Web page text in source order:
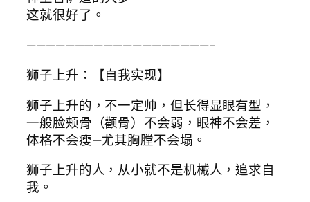
这就很好了。
———————————————————–
狮子上升：【自我实现】
狮子上升的，不一定帅，但长得显眼有型，
一般脸颊骨（颧骨）不会弱，眼神不会差，
体格不会瘦—尤其胸膛不会塌。
狮子上升的人，从小就不是机械人，追求自
我。